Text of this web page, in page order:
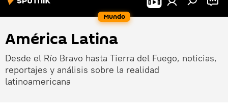
Mundo
América Latina
Desde el Río Bravo hasta Tierra del Fuego, noticias,
reportajes y análisis sobre la realidad
latinoamericana